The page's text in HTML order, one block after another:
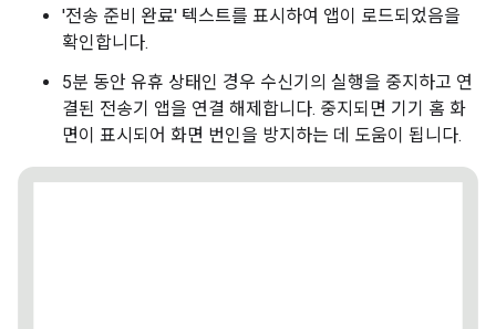
'전송 준비 완료' 텍스트를 표시하여 앱이 로드되었음을
확인합니다.
5분 동안 유휴 상태인 경우 수신기의 실행을 중지하고 연
결된 전송기 앱을 연결 해제합니다. 중지되면 기기 홈 화
면이 표시되어 화면 번인을 방지하는 데 도움이 됩니다.